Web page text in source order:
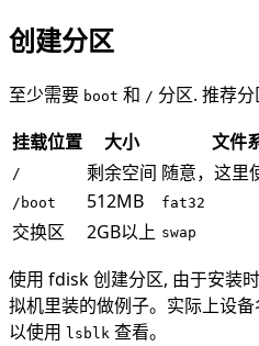
创建分区
至少需要 boot 和 / 分区. 推荐
挂载位置
大小 文件
/ 剩余空间 随意，这里
/boot
512MB fat32
交换区 2GB以上 swap
使用 fdisk 创建分区, 由于安装
拟机里装的做例子。实际上设
以使用 lsblk 查看。